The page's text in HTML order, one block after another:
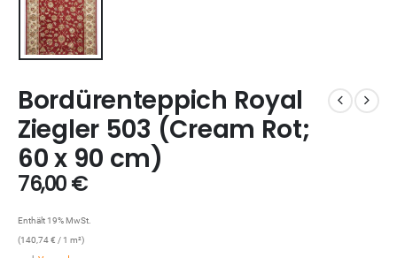
Bordürenteppich Royal
Ziegler 503 (Cream Rot;
60 x 90 cm)
76,00€
Enthält 19% MwSt.
(140,74€ / 1 m²)